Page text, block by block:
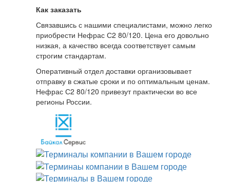
Как заказать
Связавшись с нашими специалистами, можно легко
приобрести Нефрас С2 80/120. Цена его довольно
низкая, а качество всегда соответствует самым
строгим стандартам.
Оперативный отдел доставки организовывает
отправку в сжатые сроки и по оптимальным ценам.
Нефрас С2 80/120 привезут практически во все
регионы России.